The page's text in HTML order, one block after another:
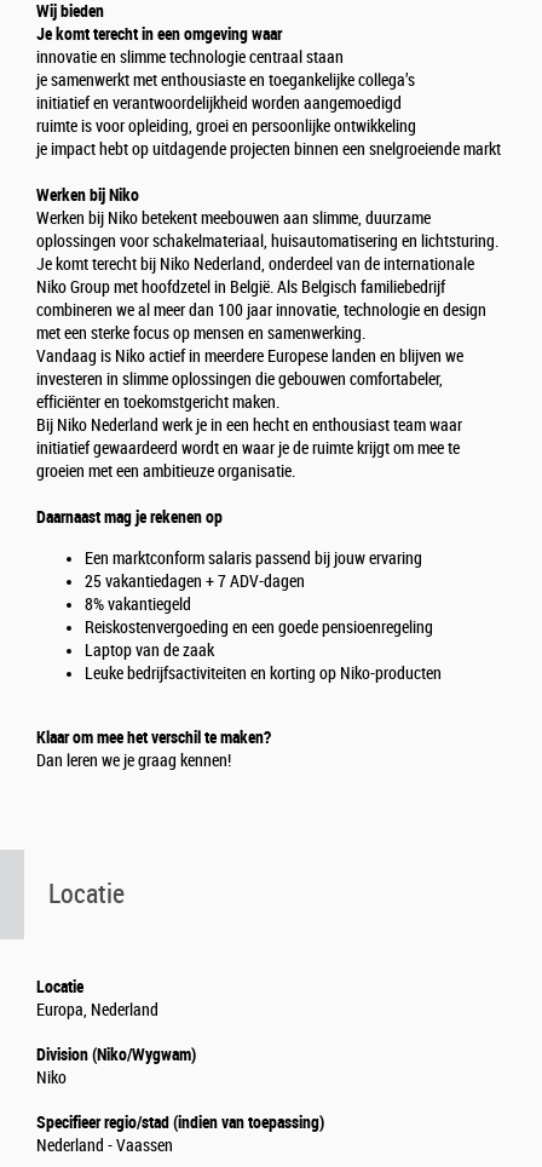
Wij bieden
Je komt terecht in een omgeving waar
innovatie en slimme technologie centraal staan
je samenwerkt met enthousiaste en toegankelijke collega’s
initiatief en verantwoordelijkheid worden aangemoedigd
ruimte is voor opleiding, groei en persoonlijke ontwikkeling
je impact hebt op uitdagende projecten binnen een snelgroeiende markt
Werken bij Niko
Werken bij Niko betekent meebouwen aan slimme, duurzame
oplossingen voor schakelmateriaal, huisautomatisering en lichtsturing.
Je komt terecht bij Niko Nederland, onderdeel van de internationale
Niko Group met hoofdzetel in België. Als Belgisch familiebedrijf
combineren we al meer dan 100 jaar innovatie, technologie en design
met een sterke focus op mensen en samenwerking.
Vandaag is Niko actief in meerdere Europese landen en blijven we
investeren in slimme oplossingen die gebouwen comfortabeler,
efficiënter en toekomstgericht maken.
Bij Niko Nederland werk je in een hecht en enthousiast team waar
initiatief gewaardeerd wordt en waar je de ruimte krijgt om mee te
groeien met een ambitieuze organisatie.
Daarnaast mag je rekenen op
Een marktconform salaris passend bij jouw ervaring
25 vakantiedagen + 7 ADV-dagen
8% vakantiegeld
Reiskostenvergoeding en een goede pensioenregeling
Laptop van de zaak
Leuke bedrijfsactiviteiten en korting op Niko-producten
Klaar om mee het verschil te maken?
Dan leren we je graag kennen!
Locatie
Locatie
Europa, Nederland
Division (Niko/Wygwam)
Niko
Specifieer regio/stad (indien van toepassing)
Nederland - Vaassen